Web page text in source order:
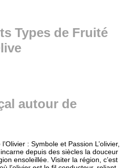
Types de Fruité
autour de
: Symbole et Passion L’olivier,
depuis des siècles la douceur
ensoleillée. Visiter la région, c’est